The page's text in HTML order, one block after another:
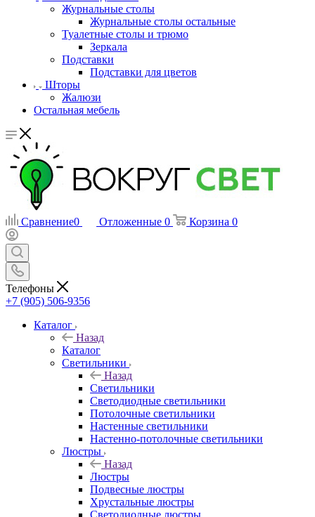
Журнальные столы
Журнальные столы остальные
Туалетные столы и трюмо
Зеркала
Подставки
Подставки для цветов
Шторы
Жалюзи
Остальная мебель
Сравнение0 Отложенные 0 Корзина 0
Телефоны
+7 (905) 506-9356
Каталог
Назад
Каталог
Светильники
Назад
Светильники
Светодиодные светильники
Потолочные светильники
Настенные светильники
Настенно-потолочные светильники
Люстры
Назад
Люстры
Подвесные люстры
Хрустальные люстры
Светодиодные люстры